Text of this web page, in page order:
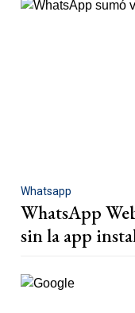
Whatsapp
WhatsApp
sin la app